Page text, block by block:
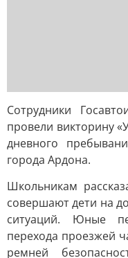
Сотрудники
провели викторину
дневного
города Ардона.
Школьникам
совершают дети на
ситуаций. Юные
перехода проезжей
ремней